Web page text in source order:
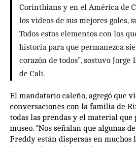
Corinthians y en el América de
los videos de sus mejores goles,
Todos estos elementos con los
historia para que permanezca
corazón de todos”, sostuvo
de Cali.
El mandatario caleño, agregó que
conversaciones con la familia de
todas las prendas y el material
museo. “Nos señalan que algunas
Freddy están dispersas en muchos